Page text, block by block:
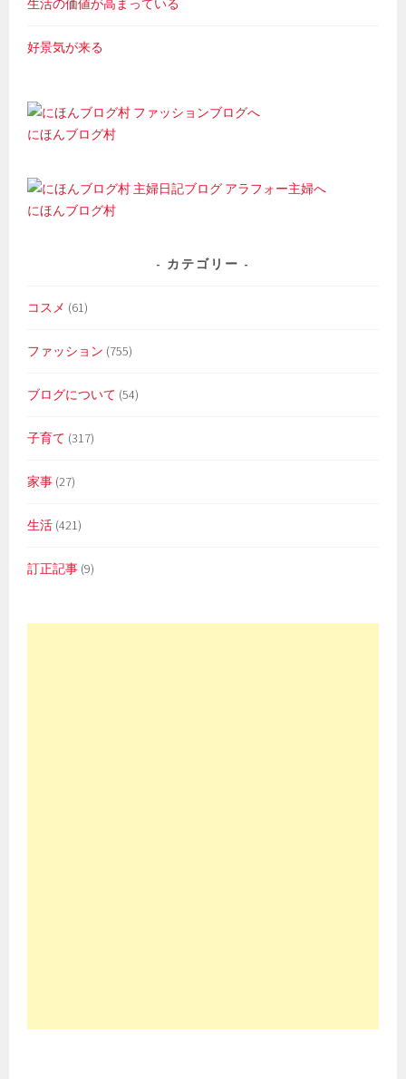
好景気が来る
にほんブログ村
にほんブログ村
カテゴリー
コスメ (61)
ファッション (755)
ブログについて (54)
子育て (317)
家事 (27)
生活 (421)
訂正記事 (9)